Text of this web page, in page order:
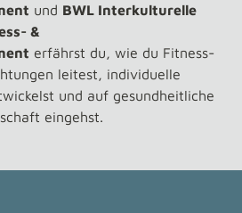
und BWL Interkulturelle
&
erfährst du, wie du Fitness-
leitest, individuelle
und auf gesundheitliche
eingehst.